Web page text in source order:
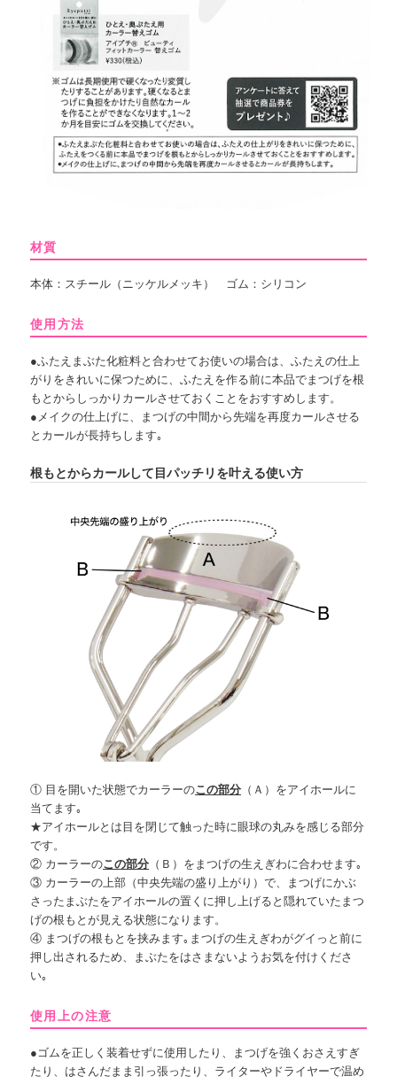
材質
本体：スチール（ニッケルメッキ） ゴム：シリコン
使用方法
●ふたえまぶた化粧料と合わせてお使いの場合は、ふたえの仕上
がりをきれいに保つために、ふたえを作る前に本品でまつげを根
もとからしっかりカールさせておくことをおすすめします。
●メイクの仕上げに、まつげの中間から先端を再度カールさせる
とカールが長持ちします｡
根もとからカールして目パッチリを叶える使い方
① 目を開いた状態でカーラーのこの部分 （Ａ）をアイホールに
当てます｡
★アイホールとは目を閉じて触った時に眼球の丸みを感じる部分
です。
② カーラーのこの部分 （Ｂ）をまつげの生えぎわに合わせます｡
③ カーラーの上部（中央先端の盛り上がり）で、まつげにかぶ
さったまぶたをアイホールの置くに押し上げると隠れていたまつ
げの根もとが見える状態になります。
④ まつげの根もとを挟みます｡まつげの生えぎわがグイっと前に
押し出されるため、まぶたをはさまないようお気を付けくださ
い｡
使用上の注意
●ゴムを正しく装着せずに使用したり、まつげを強くおさえすぎ
たり、はさんだまま引っ張ったり、ライターやドライヤーで温め